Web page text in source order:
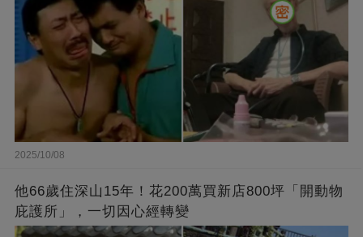
2025/10/08
他66歲住深山15年！花200萬買新店800坪「開動物
庇護所」，一切因心經轉變